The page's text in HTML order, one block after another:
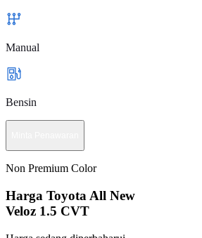
Manual
Bensin
Non Premium Color
Harga Toyota All New
Veloz 1.5 CVT